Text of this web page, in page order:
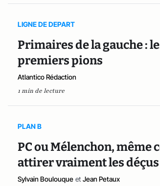
LIGNE DE DEPART
Primaires de la gauche :
premiers pions
Atlantico Rédaction
1 min de lecture
PLAN B
PC ou Mélenchon, même
attirer vraiment les
Sylvain Boulouque et Jean Petaux